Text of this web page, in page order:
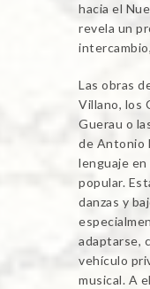
hacia el
revela un
Las obras
Villano, los
Guerau o
de Antonio
lenguaje
popular.
danzas y
adaptarse,
vehículo
musical. A